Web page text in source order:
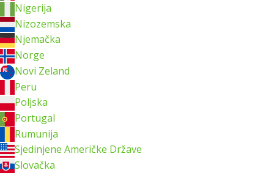
Nigerija
Nizozemska
Njemačka
Norge
Novi Zeland
Peru
Poljska
Portugal
Rumunija
Sjedinjene Američke Države
Slovačka